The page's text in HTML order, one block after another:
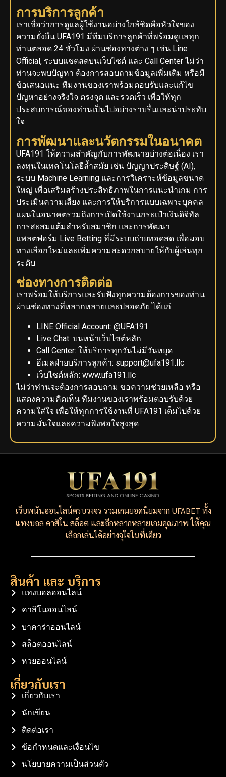
การบริการลูกค้า
เราเชื่อว่าการดูแลผู้ใช้งานอย่างใกล้ชิดคือหัวใจของ
ความยั่งยืน UFA191 มีทีมบริการลูกค้าที่พร้อมดูแลทุก
ท่านตลอด 24 ชั่วโมง ผ่านช่องทางต่าง ๆ เช่น Line
Official, ระบบแชตสดบนเว็บไซต์ และ Call Center ไม่ว่า
ท่านจะพบปัญหา ต้องการสอบถามข้อมูลเพิ่มเติม หรือมี
ข้อเสนอแนะ ทีมงานของเราพร้อมตอบรับและแก้ไข
ปัญหาอย่างจริงใจ ตรงจุด และรวดเร็ว เพื่อให้ทุก
ประสบการณ์ของท่านเป็นไปอย่างราบรื่นและน่าประทับ
ใจ
การพัฒนาและนวัตกรรมในอนาคต
UFA191 ให้ความสำคัญกับการพัฒนาอย่างต่อเนื่อง เรา
ลงทุนในเทคโนโลยีล้ำสมัย เช่น ปัญญาประดิษฐ์ (AI),
ระบบ Machine Learning และการวิเคราะห์ข้อมูลขนาด
ใหญ่ เพื่อเสริมสร้างประสิทธิภาพในการแนะนำเกม การ
ประเมินความเสี่ยง และการให้บริการแบบเฉพาะบุคคล
แผนในอนาคตรวมถึงการเปิดใช้งานกระเป๋าเงินดิจิทัล
การสะสมแต้มสำหรับสมาชิก และการพัฒนา
แพลตฟอร์ม Live Betting ที่มีระบบถ่ายทอดสด เพื่อมอบ
ทางเลือกใหม่และเพิ่มความสะดวกสบายให้กับผู้เล่นทุก
ระดับ
ช่องทางการติดต่อ
เราพร้อมให้บริการและรับฟังทุกความต้องการของท่าน
ผ่านช่องทางที่หลากหลายและปลอดภัย ได้แก่
LINE Official Account: @UFA191
Live Chat: บนหน้าเว็บไซต์หลัก
Call Center: ให้บริการทุกวันไม่มีวันหยุด
อีเมลฝ่ายบริการลูกค้า: support@ufa191.llc
เว็บไซต์หลัก: www.ufa191.llc
ไม่ว่าท่านจะต้องการสอบถาม ขอความช่วยเหลือ หรือ
แสดงความคิดเห็น ทีมงานของเราพร้อมตอบรับด้วย
ความใส่ใจ เพื่อให้ทุกการใช้งานที่ UFA191 เต็มไปด้วย
ความมั่นใจและความพึงพอใจสูงสุด
เว็บพนันออนไลน์ครบวงจร รวมเกมยอดนิยมจาก UFABET ทั้ง
แทงบอล คาสิโน สล็อต และอีกหลากหลายเกมคุณภาพ ให้คุณ
เลือกเล่นได้อย่างจุใจในที่เดียว
สินค้า และ บริการ
แทงบอลออนไลน์
คาสิโนออนไลน์
บาคาร่าออนไลน์
สล็อตออนไลน์
หวยออนไลน์
เกี่ยวกับเรา
เกี่ยวกับเรา
นักเขียน
ติดต่อเรา
ข้อกำหนดและเงื่อนไข
นโยบายความเป็นส่วนตัว